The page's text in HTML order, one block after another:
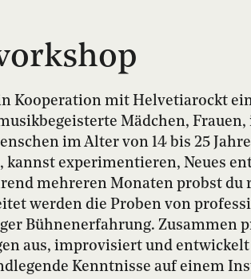
Kooperation mit Helvetiarockt
Mädchen,
im Alter von 14 bis 25
experimentieren, Neues
mehreren Monaten probst du
werden die Proben von
Bühnenerfahrung. Zusammen
aus, improvisiert und
Kenntnisse auf einem